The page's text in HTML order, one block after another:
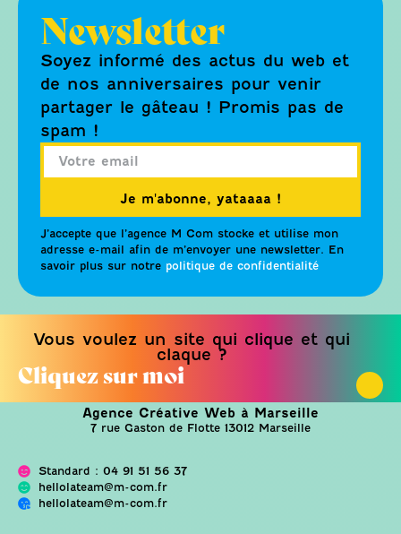
Newsletter
Soyez informé des actus du web et
de nos anniversaires pour venir
partager le gâteau ! Promis pas de
spam !
Je m'abonne, yataaaa !
J’accepte que l’agence M Com stocke et utilise mon
adresse e-mail afin de m’envoyer une newsletter. En
savoir plus sur notre politique de confidentialité
Vous voulez un site qui clique et qui
claque ?
Cliquez sur moi
Agence Créative Web à Marseille
7 rue Gaston de Flotte 13012 Marseille
Standard : 04 91 51 56 37
hellolateam@m-com.fr
hellolateam@m-com.fr